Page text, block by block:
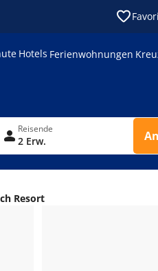
Hotels Ferienwohnungen
Reisende
2 Erw.
Resort